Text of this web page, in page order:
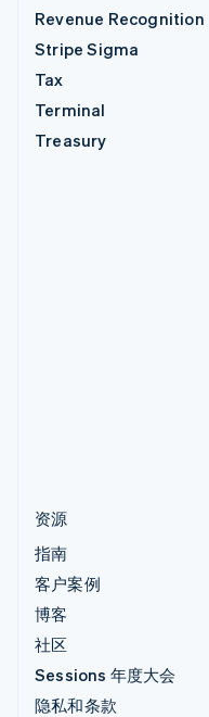
Revenue Recognition
Stripe Sigma
Tax
Terminal
Treasury
资源
指南
客户案例
博客
社区
Sessions 年度大会
隐私和条款